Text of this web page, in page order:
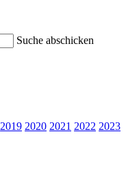
Suche abschicken
2019 2020 2021 2022 2023